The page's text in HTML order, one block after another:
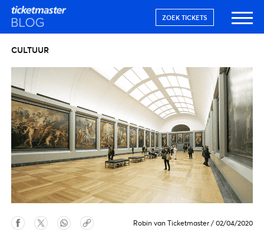
ZOEK TICKETS
CULTUUR
Robin van Ticketmaster / 02/04/2020